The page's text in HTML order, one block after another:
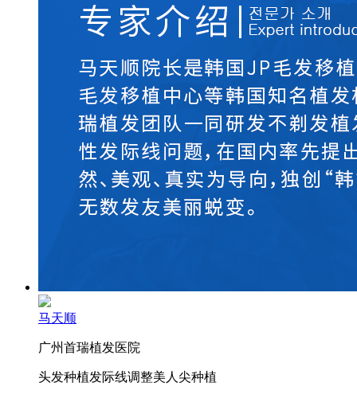
马天顺
广州首瑞植发医院
头发种植发际线调整美人尖种植